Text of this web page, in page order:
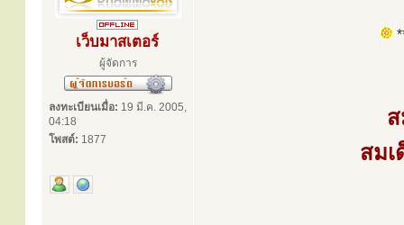
เว็บมาสเตอร์
ผู้จัดการ
ลงทะเบียนเมื่อ: 19 มี.ค. 2005,
04:18
โพสต์: 1877
สมเ